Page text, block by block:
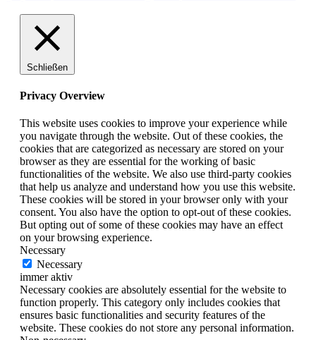
Schließen
Privacy Overview
This website uses cookies to improve your experience while
you navigate through the website. Out of these cookies, the
cookies that are categorized as necessary are stored on your
browser as they are essential for the working of basic
functionalities of the website. We also use third-party cookies
that help us analyze and understand how you use this website.
These cookies will be stored in your browser only with your
consent. You also have the option to opt-out of these cookies.
But opting out of some of these cookies may have an effect
on your browsing experience.
Necessary
Necessary
immer aktiv
Necessary cookies are absolutely essential for the website to
function properly. This category only includes cookies that
ensures basic functionalities and security features of the
website. These cookies do not store any personal information.